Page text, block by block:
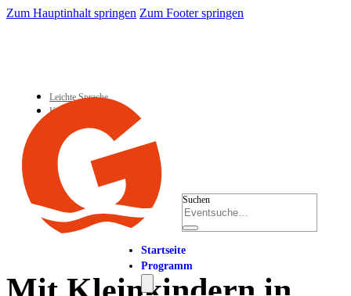
Zum Hauptinhalt springen Zum Footer springen
Leichte Sprache
Kontakt
Suchen
Startseite
Programm